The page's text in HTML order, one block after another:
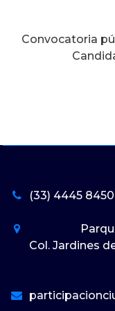
Convocatoria
(33) 4445 8450
Col. Jardines